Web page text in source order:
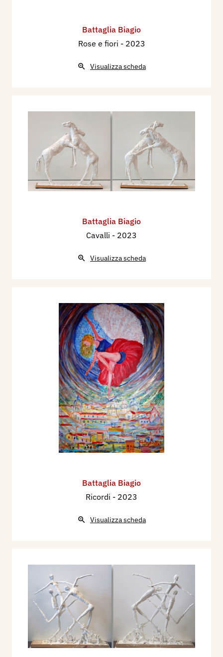
Battaglia Biagio
Rose e fiori - 2023
Visualizza scheda
Battaglia Biagio
Cavalli - 2023
Visualizza scheda
Battaglia Biagio
Ricordi - 2023
Visualizza scheda